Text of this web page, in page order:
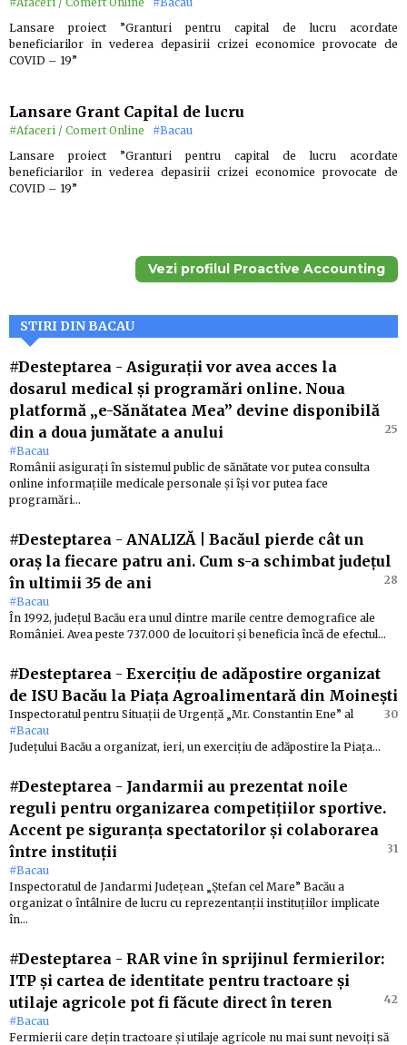
Lansare proiect ”Granturi pentru capital de lucru acordate
beneficiarilor in vederea depasirii crizei economice provocate de
COVID – 19”
Lansare Grant Capital de lucru
#Afaceri / Comert Online
#Bacau
Lansare proiect ”Granturi pentru capital de lucru acordate
beneficiarilor in vederea depasirii crizei economice provocate de
COVID – 19”
Vezi profilul Proactive Accounting
STIRI DIN BACAU
#Desteptarea - Asigurații vor avea acces la
dosarul medical și programări online. Noua
platformă „e-Sănătatea Mea” devine disponibilă
din a doua jumătate a anului
25
#Bacau
Românii asigurați în sistemul public de sănătate vor putea consulta
online informațiile medicale personale și își vor putea face
programări…
#Desteptarea - ANALIZĂ | Bacăul pierde cât un
oraș la fiecare patru ani. Cum s-a schimbat județul
în ultimii 35 de ani
28
#Bacau
În 1992, județul Bacău era unul dintre marile centre demografice ale
României. Avea peste 737.000 de locuitori și beneficia încă de efectul…
#Desteptarea - Exercițiu de adăpostire organizat
de ISU Bacău la Piața Agroalimentară din Moinești
30
#Bacau
Inspectoratul pentru Situații de Urgență „Mr. Constantin Ene” al
Județului Bacău a organizat, ieri, un exercițiu de adăpostire la Piața…
#Desteptarea - Jandarmii au prezentat noile
reguli pentru organizarea competițiilor sportive.
Accent pe siguranța spectatorilor și colaborarea
între instituții
31
#Bacau
Inspectoratul de Jandarmi Județean „Ștefan cel Mare” Bacău a
organizat o întâlnire de lucru cu reprezentanții instituțiilor implicate
în…
#Desteptarea - RAR vine în sprijinul fermierilor:
ITP și cartea de identitate pentru tractoare și
utilaje agricole pot fi făcute direct în teren
42
#Bacau
Fermierii care dețin tractoare și utilaje agricole nu mai sunt nevoiți să